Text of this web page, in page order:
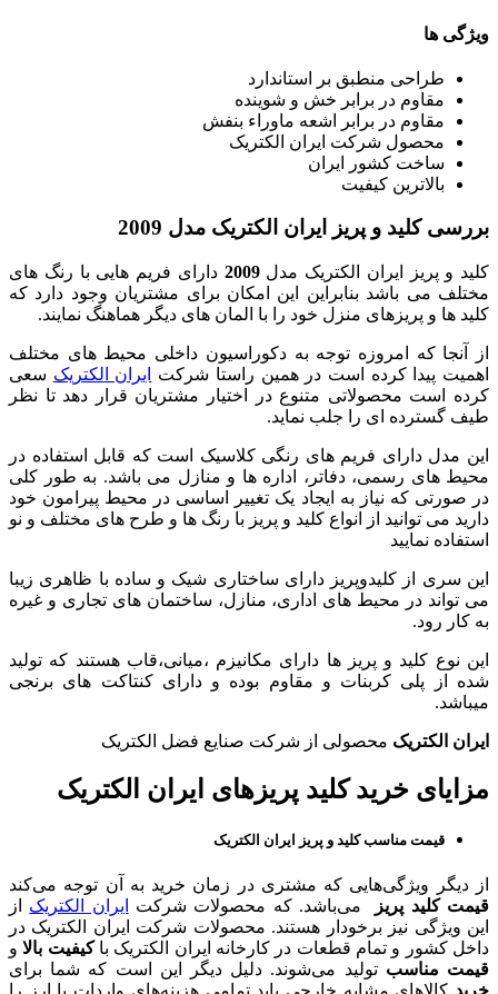
ویژگی ها
طراحی منطبق بر استاندارد
مقاوم در برابر خش و شوینده
مقاوم در برابر اشعه ماوراء بنفش
محصول شرکت ایران الکتریک
ساخت کشور ایران
بالاترین کیفیت
بررسی کلید و پریز ایران الکتریک مدل 2009
کلید و پریز ایران الکتریک مدل2009 دارای فریم هایی با رنگ های
مختلف می باشد بنابراین این امکان برای مشتریان وجود دارد که
کلید ها و پریزهای منزل خود را با المان های دیگر هماهنگ نمایند.
از آنجا که امروزه توجه به دکوراسیون داخلی محیط های مختلف
اهمیت پیدا کرده است در همین راستا شرکت
ایران الکتریک سعی
کرده است محصولاتی متنوع در اختیار مشتریان قرار دهد تا نظر
طیف گسترده ای را جلب نماید.
این مدل دارای فریم های رنگی کلاسیک است که قابل استفاده در
محیط های رسمی، دفاتر، اداره ها و منازل می باشد. به طور کلی
در صورتی که نیاز به ایجاد یک تغییر اساسی در محیط پیرامون خود
دارید می توانید از انواع کلید و پریز با رنگ ها و طرح های مختلف و نو
استفاده نمایید
این سری از کلیدوپریز دارای ساختاری شیک و ساده با ظاهری زیبا
می تواند در محیط های اداری، منازل، ساختمان های تجاری و غیره
به کار رود.
این نوع کلید و پریز ها دارای مکانیزم ،میانی،قاب هستند که تولید
شده از پلی کربنات و مقاوم بوده و دارای کنتاکت های برنجی
میباشد.
ایران الکتریک محصولی از شرکت صنایع فضل الکتریک
مزایای خرید کلید پریزهای ایران الکتریک
قیمت مناسب کلید و پریز ایران الکتریک
از دیگر ویژگی‌هایی که مشتری در زمان خرید به آن توجه می‌کند
قیمت کلید پریز می‌باشد. که محصولات شرکت ایران الکتریک از
این ویژگی نیز برخودار هستند. محصولات شرکت ایران الکتریک در
داخل کشور و تمام قطعات در کارخانه ایران الکتریک باکیفیت بالاو
قیمت مناسب تولید می‌شوند. دلیل دیگر این است که شما برای
خرید کالاهای مشابه خارجی باید تمامی هزینه‌های واردات با ارز را